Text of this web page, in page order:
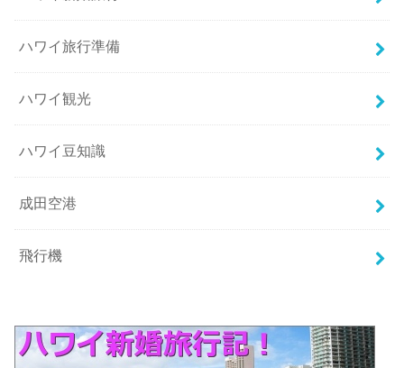
ハワイ旅行準備
ハワイ観光
ハワイ豆知識
成田空港
飛行機